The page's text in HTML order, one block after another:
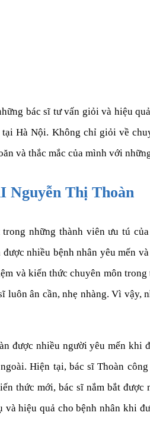
bác sĩ tư vấn giỏi và hiệu
Hà Nội. Không chỉ giỏi về
và thắc mắc của mình với
Nguyễn Thị Thoàn
những thành viên ưu tú
nhiều bệnh nhân yêu mến
và kiến thức chuyên môn
ân cần, nhẹ nhàng. Vì vậy,
được nhiều người yêu mến khi
Hiện tại, bác sĩ Thoàn
thức mới, bác sĩ nắm bắt
hiệu quả cho bệnh nhân khi